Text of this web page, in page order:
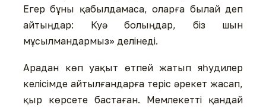
Егер бұны қабылдамаса, оларға былай деп
айтыңдар: Куә болыңдар, біз шын
мұсылмандармыз» делінеді.
Арадан көп уақыт өтпей жатып яһудилер
келісімде айтылғандарға теріс әрекет жасап,
қыр көрсете бастаған. Мемлекетті қандай